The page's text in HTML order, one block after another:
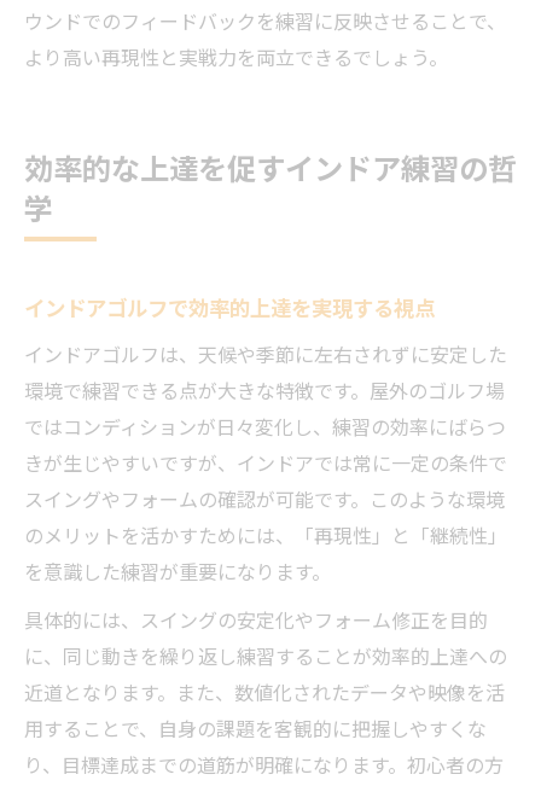
ウンドでのフィードバックを練習に反映させることで、
より高い再現性と実戦力を両立できるでしょう。
効率的な上達を促すインドア練習の哲
学
インドアゴルフで効率的上達を実現する視点
インドアゴルフは、天候や季節に左右されずに安定した
環境で練習できる点が大きな特徴です。屋外のゴルフ場
ではコンディションが日々変化し、練習の効率にばらつ
きが生じやすいですが、インドアでは常に一定の条件で
スイングやフォームの確認が可能です。このような環境
のメリットを活かすためには、「再現性」と「継続性」
を意識した練習が重要になります。
具体的には、スイングの安定化やフォーム修正を目的
に、同じ動きを繰り返し練習することが効率的上達への
近道となります。また、数値化されたデータや映像を活
用することで、自身の課題を客観的に把握しやすくな
り、目標達成までの道筋が明確になります。初心者の方